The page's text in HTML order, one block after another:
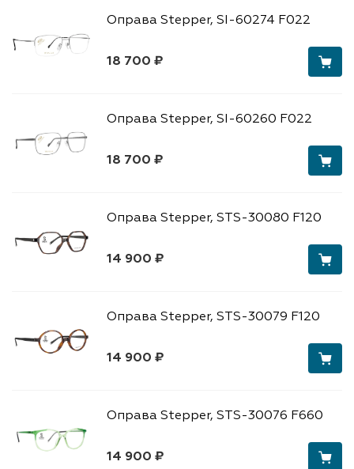
18 700 ₽
Оправа Stepper, SI-60274 F022
18 700 ₽
Оправа Stepper, SI-60260 F022
14 900 ₽
Оправа Stepper, STS-30080 F120
14 900 ₽
Оправа Stepper, STS-30079 F120
14 900 ₽
Оправа Stepper, STS-30076 F660